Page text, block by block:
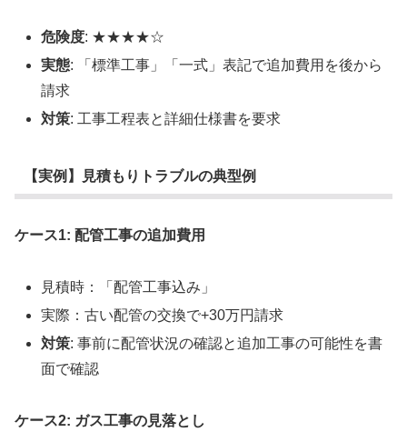
危険度: ★★★★☆
実態: 「標準工事」「一式」表記で追加費用を後から
請求
対策: 工事工程表と詳細仕様書を要求
【実例】見積もりトラブルの典型例
ケース1: 配管工事の追加費用
見積時：「配管工事込み」
実際：古い配管の交換で+30万円請求
対策: 事前に配管状況の確認と追加工事の可能性を書
面で確認
ケース2: ガス工事の見落とし